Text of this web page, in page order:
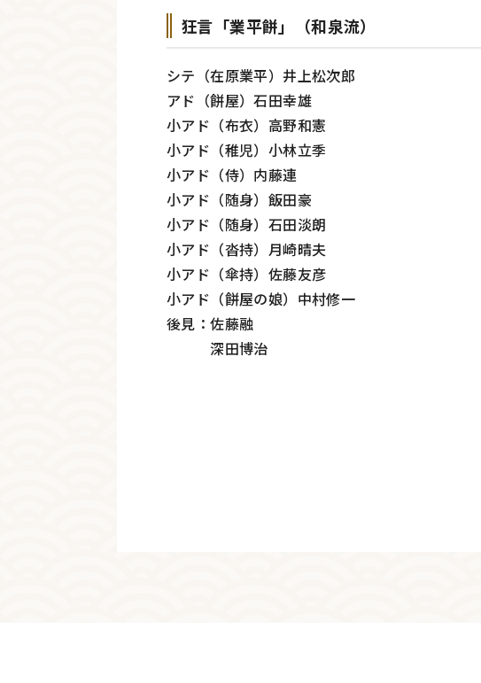
狂言「業平餅」（和泉流）
シテ（在原業平）井上松次郎
アド（餅屋）石田幸雄
小アド（布衣）高野和憲
小アド（稚児）小林立季
小アド（侍）内藤連
小アド（随身）飯田豪
小アド（随身）石田淡朗
小アド（沓持）月崎晴夫
小アド（傘持）佐藤友彦
小アド（餅屋の娘）中村修一
後見：佐藤融
深田博治